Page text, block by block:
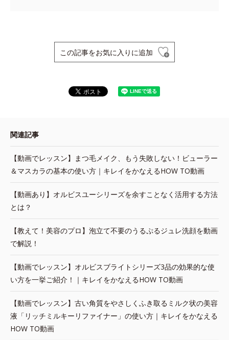
この記事をお気に入りに追加
関連記事
【動画でレッスン】まつ毛メイク、もう失敗しない！ビューラー
＆マスカラの基本の使い方｜キレイをかなえるHOW TO動画
【動画あり】オルビスユーシリーズを余すことなく活用する方法
とは？
【教えて！美容のプロ】泡立て不要のうるぷるジュレ洗顔を動画
で解説！
【動画でレッスン】オルビスブライトシリーズ3品の効果的な使
い方を一挙ご紹介！｜キレイをかなえるHOW TO動画
【動画でレッスン】古い角質をやさしくふき取るミルク状の美容
液「リッチミルキーリファイナー」の使い方｜キレイをかなえる
HOW TO動画